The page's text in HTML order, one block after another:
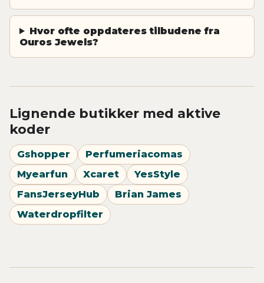
Hvor ofte oppdateres tilbudene fra
Ouros Jewels?
Lignende butikker med aktive
koder
Gshopper
Perfumeriacomas
Myearfun
Xcaret
YesStyle
FansJerseyHub
Brian James
Waterdropfilter